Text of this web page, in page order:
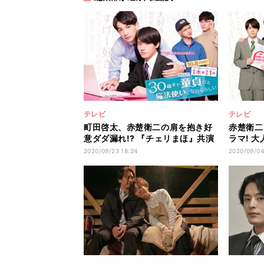
テレビ
町田啓太、赤楚衛二の肩を抱き好
意ダダ漏れ!? 『チェリまほ』共演
者発表
2020/09/23 18:24
テレビ
赤楚衛
ラマ! 大
化
2020/09/